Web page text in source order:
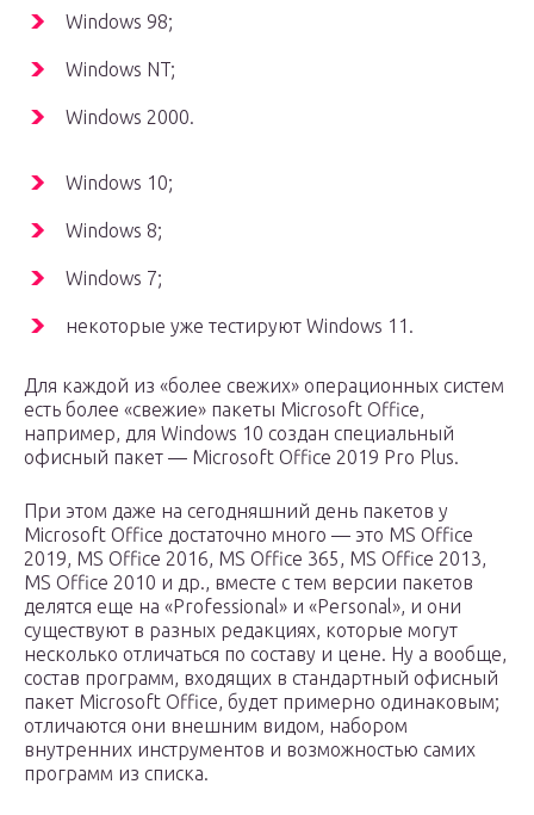
Windows 98;
Windows NT;
Windows 2000.
Windows 10;
Windows 8;
Windows 7;
некоторые уже тестируют Windows 11.
Для каждой из «более свежих» операционных систем
есть более «свежие» пакеты Microsoft Office,
например, для Windows 10 создан специальный
офисный пакет — Microsoft Office 2019 Pro Plus.
При этом даже на сегодняшний день пакетов у
Microsoft Office достаточно много — это MS Office
2019, MS Office 2016, MS Office 365, MS Office 2013,
MS Office 2010 и др., вместе с тем версии пакетов
делятся еще на «Professional» и «Personal», и они
существуют в разных редакциях, которые могут
несколько отличаться по составу и цене. Ну а вообще,
состав программ, входящих в стандартный офисный
пакет Microsoft Office, будет примерно одинаковым;
отличаются они внешним видом, набором
внутренних инструментов и возможностью самих
программ из списка.